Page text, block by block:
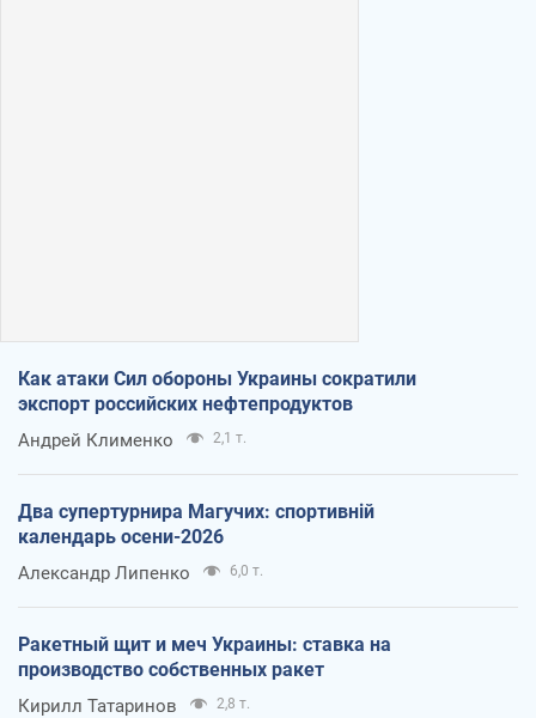
Как атаки Сил обороны Украины сократили
экспорт российских нефтепродуктов
Андрей Клименко 2,1 т.
Два супертурнира Магучих: спортивній
календарь осени-2026
Александр Липенко 6,0 т.
Ракетный щит и меч Украины: ставка на
производство собственных ракет
Кирилл Татаринов 2,8 т.